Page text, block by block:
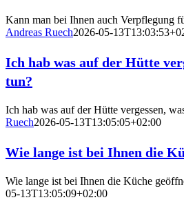
Kann man bei Ihnen auch Verpflegung
Andreas Ruech2026-05-
Ich hab was auf der Hütte
tun?
Ich hab was auf der Hütte vergessen,
Ruech2026-05-13T13:05:05+02:00
Wie lange ist bei Ihnen die
Wie lange ist bei Ihnen die Küche
05-13T13:05:09+02:00